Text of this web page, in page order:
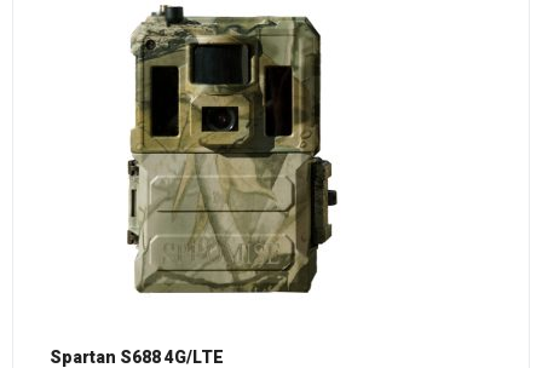
Spartan S688 4G/LTE